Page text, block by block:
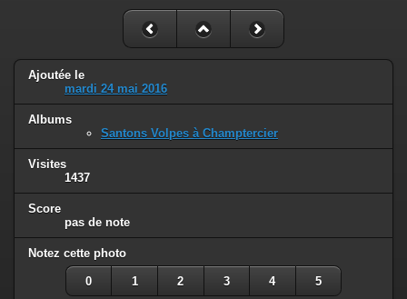
Ajoutée le
mardi 24 mai 2016
Albums
Santons Volpes à Champtercier
Visites
1437
Score
pas de note
Notez cette photo
0 1 2 3 4 5